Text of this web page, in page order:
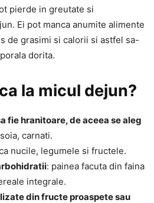
pierde in greutate si
Ei pot manca anumite alimente
de grasimi si calorii si astfel sa-
dorita.
la micul dejun?
fie hranitoare, de aceea se aleg
carnati.
nucile, legumele si fructele.
: painea facuta din faina
integrale.
din fructe proaspete sau